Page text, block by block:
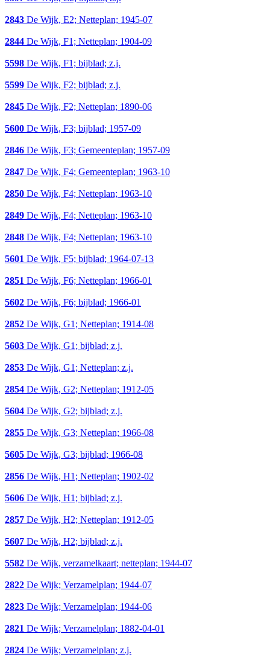
2843 De Wijk, E2; Netteplan; 1945-07
2844 De Wijk, F1; Netteplan; 1904-09
5598 De Wijk, F1; bijblad; z.j.
5599 De Wijk, F2; bijblad; z.j.
2845 De Wijk, F2; Netteplan; 1890-06
5600 De Wijk, F3; bijblad; 1957-09
2846 De Wijk, F3; Gemeenteplan; 1957-09
2847 De Wijk, F4; Gemeenteplan; 1963-10
2850 De Wijk, F4; Netteplan; 1963-10
2849 De Wijk, F4; Netteplan; 1963-10
2848 De Wijk, F4; Netteplan; 1963-10
5601 De Wijk, F5; bijblad; 1964-07-13
2851 De Wijk, F6; Netteplan; 1966-01
5602 De Wijk, F6; bijblad; 1966-01
2852 De Wijk, G1; Netteplan; 1914-08
5603 De Wijk, G1; bijblad; z.j.
2853 De Wijk, G1; Netteplan; z.j.
2854 De Wijk, G2; Netteplan; 1912-05
5604 De Wijk, G2; bijblad; z.j.
2855 De Wijk, G3; Netteplan; 1966-08
5605 De Wijk, G3; bijblad; 1966-08
2856 De Wijk, H1; Netteplan; 1902-02
5606 De Wijk, H1; bijblad; z.j.
2857 De Wijk, H2; Netteplan; 1912-05
5607 De Wijk, H2; bijblad; z.j.
5582 De Wijk, verzamelkaart; netteplan; 1944-07
2822 De Wijk; Verzamelplan; 1944-07
2823 De Wijk; Verzamelplan; 1944-06
2821 De Wijk; Verzamelplan; 1882-04-01
2824 De Wijk; Verzamelplan; z.j.